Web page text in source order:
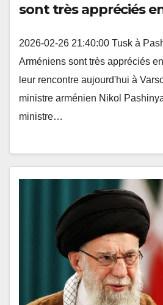
sont très appréciés
2026-02-26 21:40:00 Tusk à
Arméniens sont très appréciés
leur rencontre aujourd'hui à
ministre arménien Nikol
ministre…